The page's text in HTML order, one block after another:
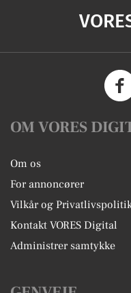
OM VORES
Om os
For annoncører
Vilkår og
Kontakt VORES Digital
Administrer samtykke